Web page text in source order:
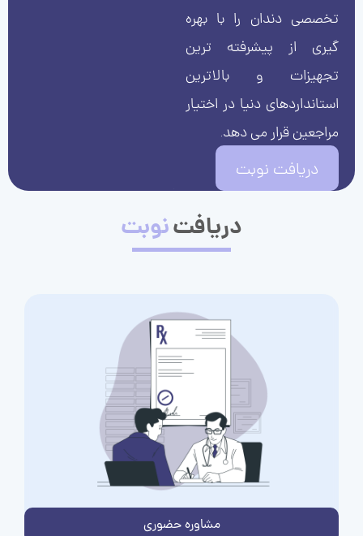
تخصصی دندان را با بهره
گیری از پیشرفته ترین
تجهیزات و بالاترین
استانداردهای دنیا در اختیار
مراجعین قرار می دهد.
دریافت نوبت
دریافتنوبت
مشاوره حضوری